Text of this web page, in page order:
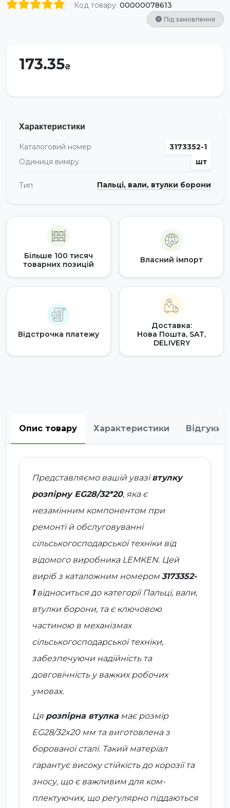
Код товару: 00000078613
Під замовлення
173.35
Характеристики
Каталоговий номер
3173352-1
Одиниця виміру
шт
Тип Пальці, вали, втулки борони
Більше 100 тисяч
товарних позицій
Власний імпорт
Відстрочка платежу
Доставка:
Нова Пошта, SAT,
DELIVERY
Опис товару Характеристики Відгуки
Представляємо вашій увазівтулку
розпірну EG28/32*20, яка є
незамінним компонентом при
ремонті й обслуговуванні
сільськогосподарської техніки від
відомого виробника LEMKEN. Цей
виріб з каталожним номером 3173352-
1відноситься до категоріїПальці, вали,
втулки борони, та є ключовою
частиною в механізмах
сільськогосподарської техніки,
забезпечуючи надійність та
довговічність у важких робочих
умовах.
Ця розпірна втулка має розмір
EG28/32x20 мм та виготовлена з
борованої сталі. Такий матеріал
гарантує високу стійкість до корозії та
зносу, що є важливим для ком­
плектуючих, що регулярно піддаються